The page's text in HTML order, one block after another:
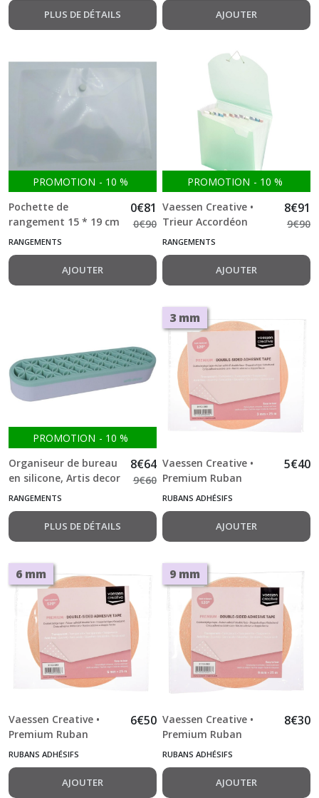
PLUS DE DÉTAILS AJOUTER
PROMOTION - 10 %
Pochette de
rangement 15 * 19 cm
Marianne Design
0€81
0€90
RANGEMENTS
AJOUTER
PROMOTION - 10 %
Vaessen Creative •
Trieur Accordéon
30,5x30,5cm
8€91
9€90
RANGEMENTS
AJOUTER
PROMOTION - 10 %
Organiseur de bureau
en silicone, Artis decor
8€64
9€60
RANGEMENTS
PLUS DE DÉTAILS
3 mm
Vaessen Creative •
Premium Ruban
Adhésif Double Face
3mmx25m
5€40
RUBANS ADHÉSIFS
AJOUTER
6 mm
Vaessen Creative •
Premium Ruban
Adhésif Double Face
6€50
RUBANS ADHÉSIFS
AJOUTER
9 mm
Vaessen Creative •
Premium Ruban
Adhésif Double Face
8€30
RUBANS ADHÉSIFS
AJOUTER